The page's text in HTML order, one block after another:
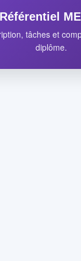
Référentiel
tâches et
diplôme.